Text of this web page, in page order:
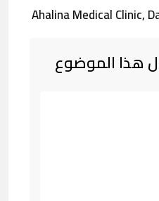
هذا الموضوع